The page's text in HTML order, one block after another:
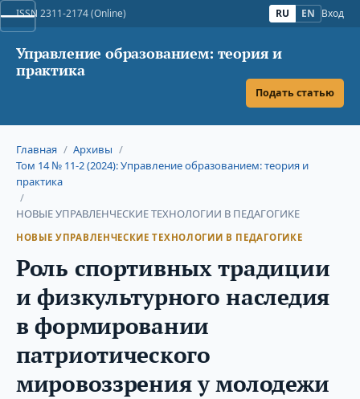
ISSN 2311-2174 (Online) RU EN Вход
Управление образованием: теория и
практика
Подать статью
Главная / Архивы /
Том 14 № 11-2 (2024): Управление образованием: теория и
практика
/
НОВЫЕ УПРАВЛЕНЧЕСКИЕ ТЕХНОЛОГИИ В ПЕДАГОГИКЕ
НОВЫЕ УПРАВЛЕНЧЕСКИЕ ТЕХНОЛОГИИ В ПЕДАГОГИКЕ
Роль спортивных традиции
и физкультурного наследия
в формировании
патриотического
мировоззрения у молодежи